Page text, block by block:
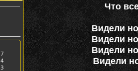
Что
Видели
Видели
Видели
Видели